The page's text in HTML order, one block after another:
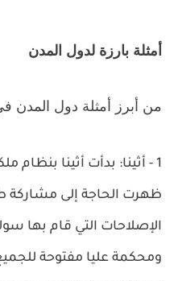
أمثلة بارزة لدول المدن
من أبرز أمثلة دول المدن
1 - أثينا: بدأت أثينا
ظهرت الحاجة إلى مشاركة
الإصلاحات التي قام بها
ومحكمة عليا مفتوحة